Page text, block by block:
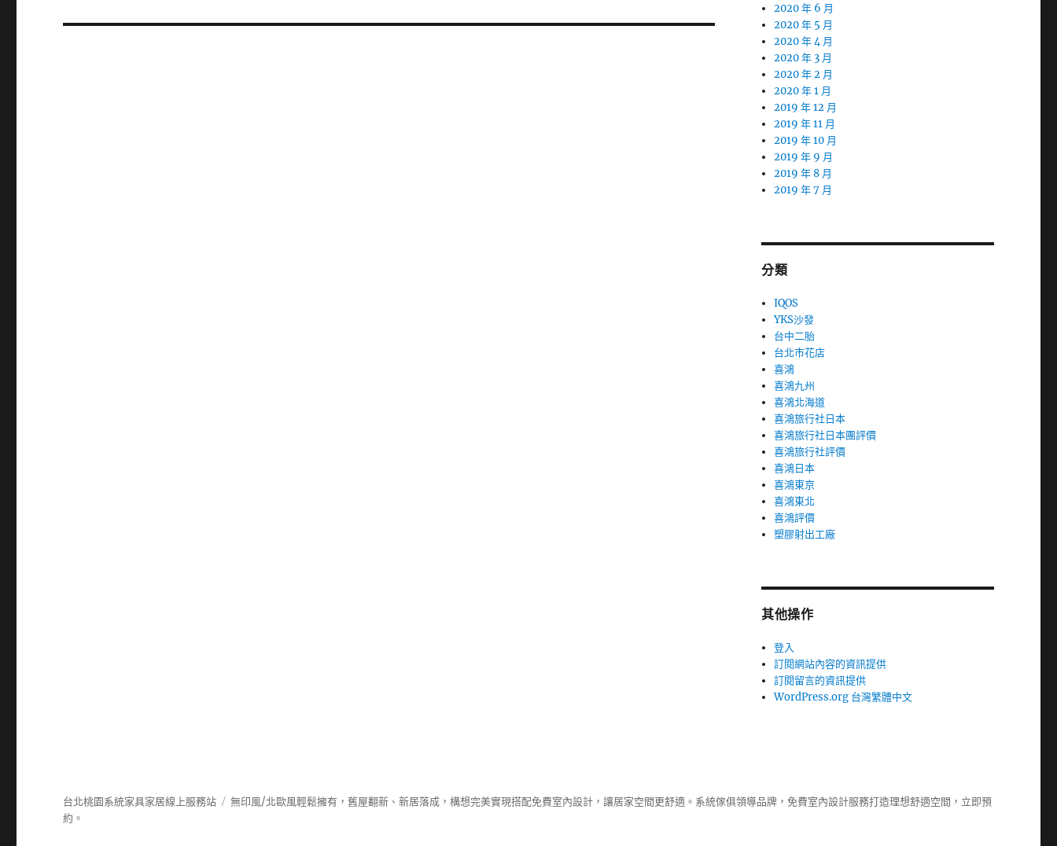
篇
2020 年 6 月
2020 年 5 月
2020 年 4 月
2020 年 3 月
2020 年 2 月
2020 年 1 月
2019 年 12 月
2019 年 11 月
2019 年 10 月
2019 年 9 月
2019 年 8 月
2019 年 7 月
分類
IQOS
YKS沙發
台中二胎
台北市花店
喜鴻
喜鴻九州
喜鴻北海道
喜鴻旅行社日本
喜鴻旅行社日本團評價
喜鴻旅行社評價
喜鴻日本
喜鴻東京
喜鴻東北
喜鴻評價
塑膠射出工廠
其他操作
登入
訂閱網站內容的資訊提供
訂閱留言的資訊提供
WordPress.org 台灣繁體中文
台北桃園系統家具家居線上服務站 無印風/北歐風輕鬆擁有，舊屋翻新、新居落成，構想完美實現搭配免費室內設計，讓居家空間更舒適。 系統傢俱領導品牌，免費室內設計服務打造理想舒適空間，立即預
約。